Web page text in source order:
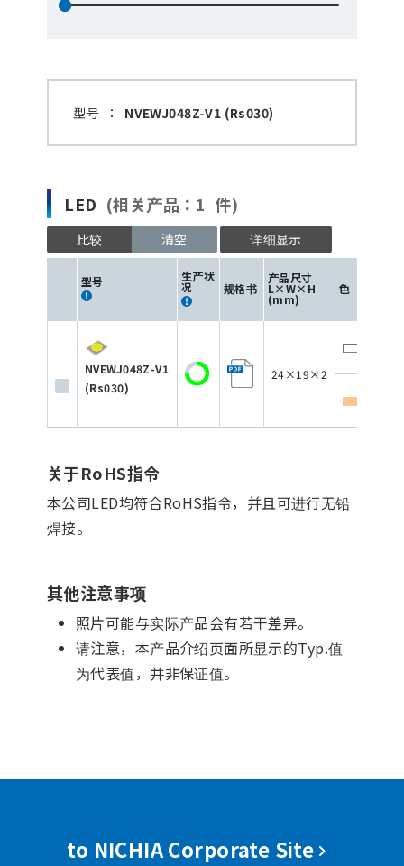
型号 ： NVEWJ048Z-V1 (Rs030)
LED (相关产品：1 件)
比较 清空 详细显示
型号 生产状
况 规格书
产品尺寸
L×W×H
(mm)
色
NVEWJ048Z-V1
(Rs030)
24×19×2
关于RoHS指令
本公司LED均符合RoHS指令，并且可进行无铅
焊接。
其他注意事项
照片可能与实际产品会有若干差异。
请注意，本产品介绍页面所显示的Typ.值
为代表值，并非保证值。
to NICHIA Corporate Site